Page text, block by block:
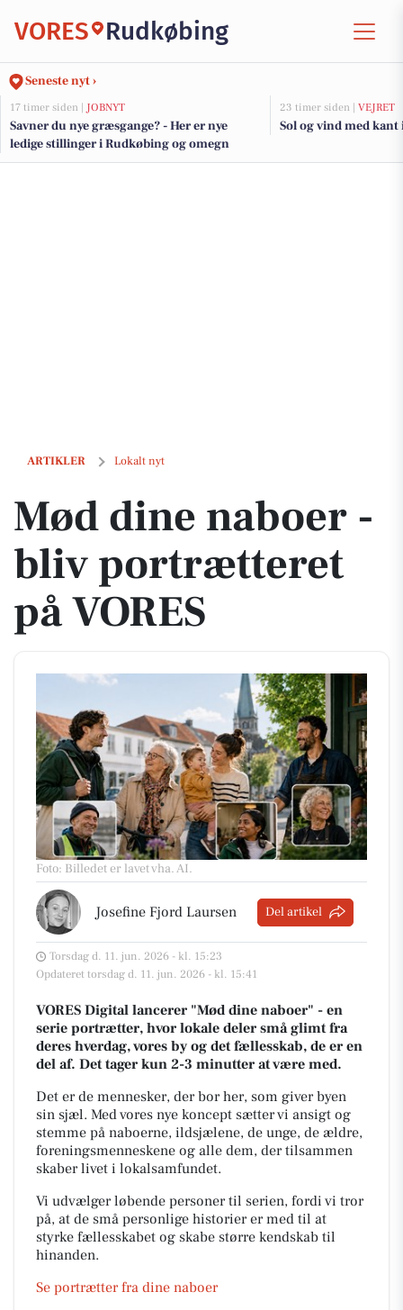
VORES Rudkøbing
Seneste nyt ›
17 timer siden | JOBNYT
Savner du nye græsgange? - Her er nye
ledige stillinger i Rudkøbing og omegn
23 timer siden | VEJRET
Sol og vind med kant
ARTIKLER Lokalt nyt
Mød dine naboer - bliv portrætteret på VORES
Mød dine naboer -
bliv portrætteret
på VORES
Foto: Billedet er lavet vha. AI.
Josefine Fjord Laursen Del artikel
Torsdag d. 11. jun. 2026 - kl. 15:23
Opdateret torsdag d. 11. jun. 2026 - kl. 15:41
VORES Digital lancerer "Mød dine naboer" - en
serie portrætter, hvor lokale deler små glimt fra
deres hverdag, vores by og det fællesskab, de er en
del af. Det tager kun 2-3 minutter at være med.
Det er de mennesker, der bor her, som giver byen
sin sjæl. Med vores nye koncept sætter vi ansigt og
stemme på naboerne, ildsjælene, de unge, de ældre,
foreningsmenneskene og alle dem, der tilsammen
skaber livet i lokalsamfundet.
Vi udvælger løbende personer til serien, fordi vi tror
på, at de små personlige historier er med til at
styrke fællesskabet og skabe større kendskab til
hinanden.
Se portrætter fra dine naboer